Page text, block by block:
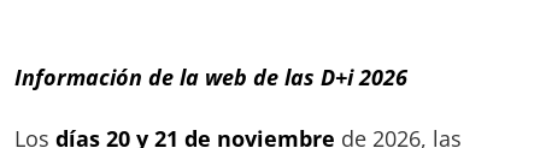
Información de la web de las D+i 2026
Los días 20 y 21 de noviembre de 2026, las